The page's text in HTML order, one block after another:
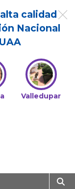
calidad
Nacional
Valledupar